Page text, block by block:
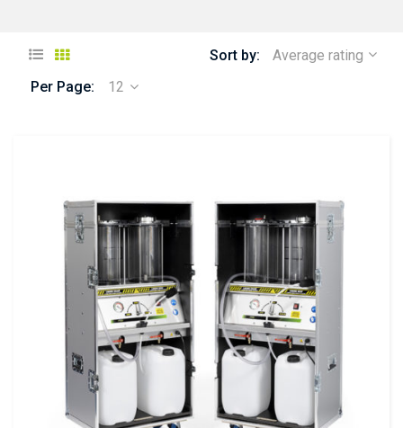
Sort by:
Average rating
Per Page:
12